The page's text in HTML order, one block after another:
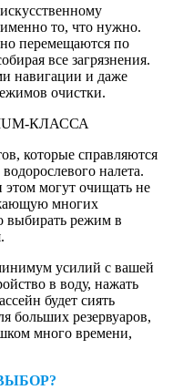
то, что нужно.
перемещаются по
все загрязнения.
навигации и даже
очистки.
которые справляются
налета.
могут очищать не
многих
выбирать режим в
усилий с вашей
в воду, нажать
будет сиять
больших резервуаров,
много времени,